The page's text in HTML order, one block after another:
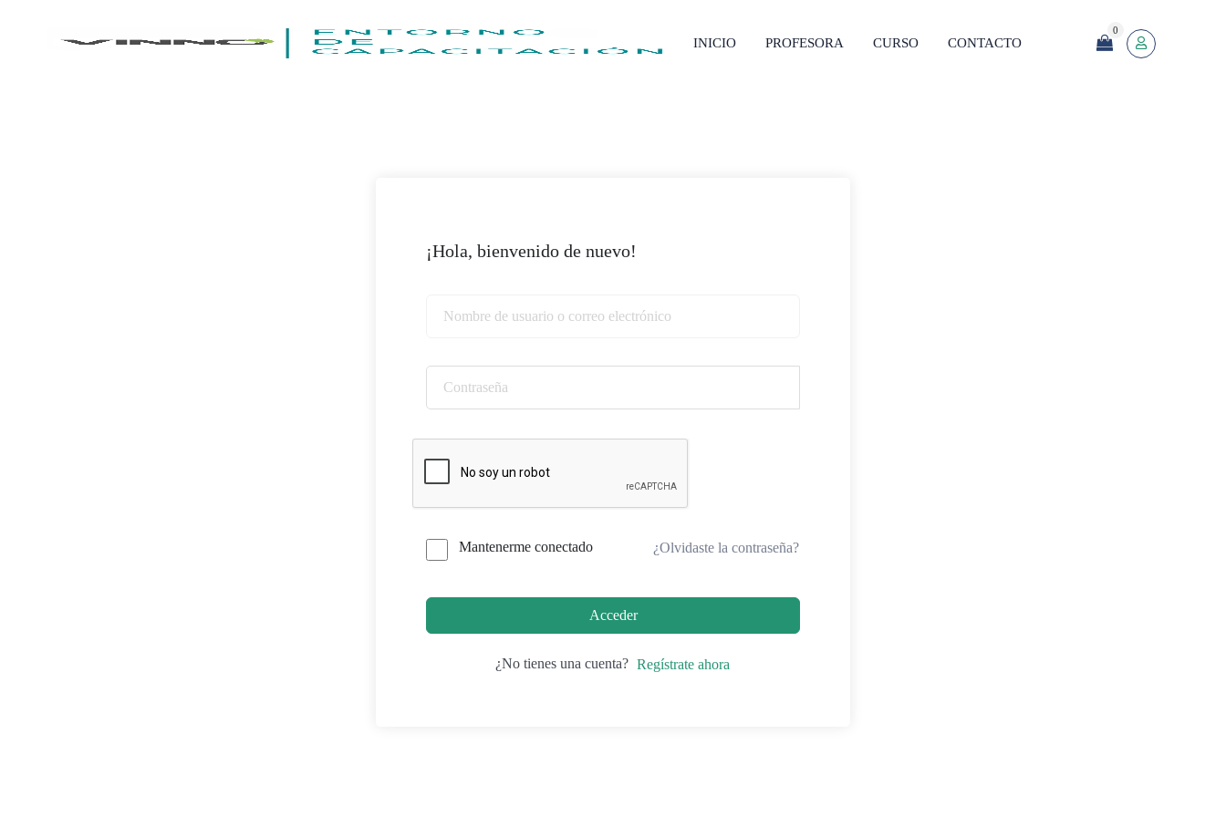
INICIO PROFESORA CURSO CONTACTO
0
¡Hola, bienvenido de nuevo!
Mantenerme conectado ¿Olvidaste la contraseña?
Acceder
¿No tienes una cuenta? Regístrate ahora